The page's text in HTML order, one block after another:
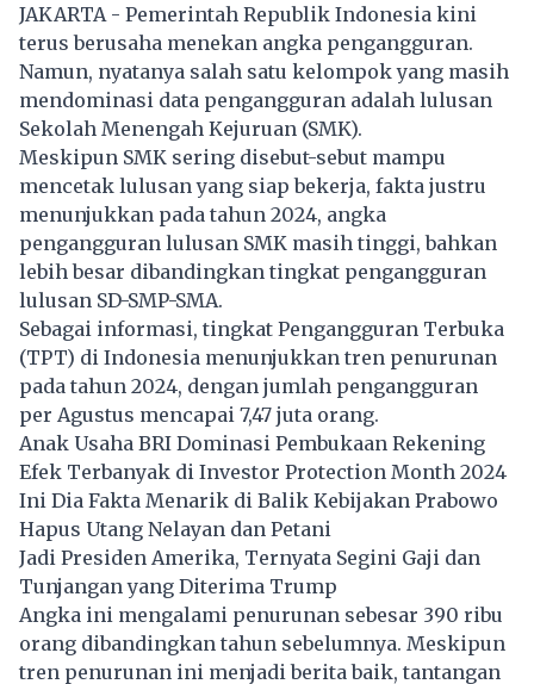
JAKARTA - Pemerintah Republik Indonesia kini
terus berusaha menekan angka pengangguran.
Namun, nyatanya salah satu kelompok yang masih
mendominasi data pengangguran adalah lulusan
Sekolah Menengah Kejuruan (SMK).
Meskipun SMK sering disebut-sebut mampu
mencetak lulusan yang siap bekerja, fakta justru
menunjukkan pada tahun 2024, angka
pengangguran lulusan SMK masih tinggi, bahkan
lebih besar dibandingkan tingkat pengangguran
lulusan SD-SMP-SMA.
Sebagai informasi, tingkat Pengangguran Terbuka
(TPT) di Indonesia menunjukkan tren penurunan
pada tahun 2024, dengan jumlah pengangguran
per Agustus mencapai 7,47 juta orang.
Anak Usaha BRI Dominasi Pembukaan Rekening
Efek Terbanyak di Investor Protection Month 2024
Ini Dia Fakta Menarik di Balik Kebijakan Prabowo
Hapus Utang Nelayan dan Petani
Jadi Presiden Amerika, Ternyata Segini Gaji dan
Tunjangan yang Diterima Trump
Angka ini mengalami penurunan sebesar 390 ribu
orang dibandingkan tahun sebelumnya. Meskipun
tren penurunan ini menjadi berita baik, tantangan